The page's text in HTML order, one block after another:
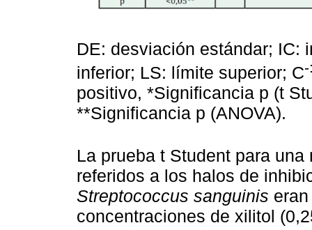
DE: desviación estándar; IC:
inferior; LS: límite superior; C
positivo, *Significancia p (t
**Significancia p (ANOVA).
La prueba t Student para
referidos a los halos de
Streptococcus sanguinis
concentraciones de xilitol